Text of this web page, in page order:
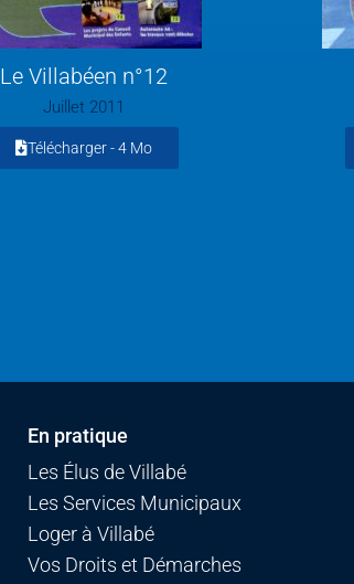
Le Villabéen n°12
Juillet 2011
Télécharger -4 Mo
En pratique
Les Élus de Villabé
Les Services Municipaux
Loger à Villabé
Vos Droits et Démarches